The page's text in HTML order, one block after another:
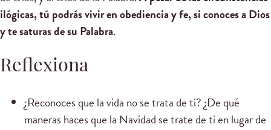
ilógicas, tú podrás vivir en obediencia y fe, si conoces a Dios
y te saturas de su Palabra.
Reflexiona
¿Reconoces que la vida no se trata de ti? ¿De qué
maneras haces que la Navidad se trate de ti en lugar de